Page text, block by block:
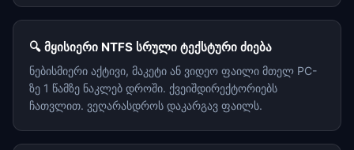
🔍 მყისიერი NTFS სრული ტექსტური ძიება
ნებისმიერი აქტივი, მაკეტი ან ვიდეო ფაილი მთელ PC-
ზე 1 წამზე ნაკლებ დროში. ქვეიშდირექტორიებს
ჩათვლით. ვეღარასდროს დაკარგავ ფაილს.